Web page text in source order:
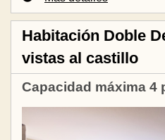
Habitación Doble
vistas al castillo
Capacidad máxima 4